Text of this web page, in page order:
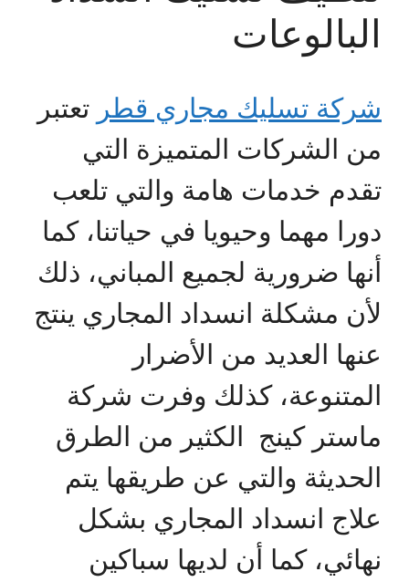
البالوعات
شركة تسليك مجاري قطر تعتبر
من الشركات المتميزة التي
تقدم خدمات هامة والتي تلعب
دورا مهما وحيويا في حياتنا، كما
أنها ضرورية لجميع المباني، ذلك
لأن مشكلة انسداد المجاري ينتج
عنها العديد من الأضرار
المتنوعة، كذلك وفرت شركة
ماستر كينج الكثير من الطرق
الحديثة والتي عن طريقها يتم
علاج انسداد المجاري بشكل
نهائي، كما أن لديها سباكين